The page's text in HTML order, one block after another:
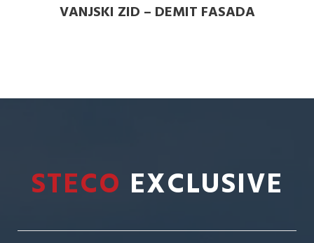
VANJSKI ZID – DEMIT FASADA
STECO EXCLUSIVE